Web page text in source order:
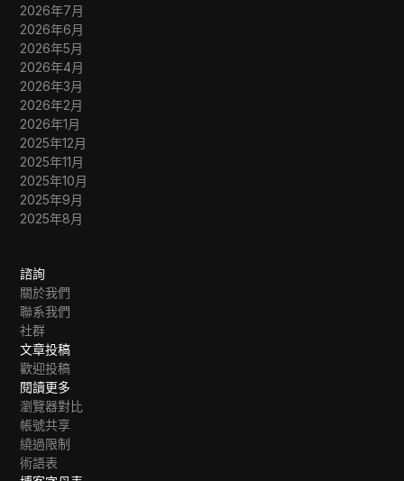
2026年7月
2026年6月
2026年5月
2026年4月
2026年3月
2026年2月
2026年1月
2025年12月
2025年11月
2025年10月
2025年9月
2025年8月
諮詢
關於我們
聯系我們
社群
文章投稿
歡迎投稿
閱讀更多
瀏覽器對比
帳號共享
繞過限制
術語表